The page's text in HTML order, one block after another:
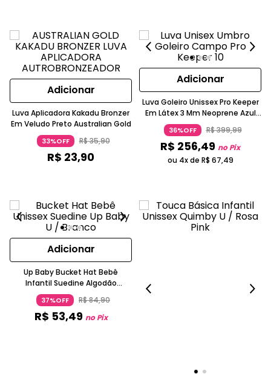
Adicionar
Luva Aplicadora Kakadu Bronzer
Em Veludo Preto Australian Gold
33%OFF R$35,90
R$ 23,90
Adicionar
Luva Goleiro Unissex Pro Keeper
Em Látex 3 Mm Neoprene Azul
Marinho Umbro
36%OFF R$399,99
R$ 256,49 no Pix
ou 4x de R$ 67,49
Adicionar
Up Baby Bucket Hat Bebê
Infantil Suedine Algodão
Estampado Primavera
37%OFF R$84,90
R$ 53,49 no Pix